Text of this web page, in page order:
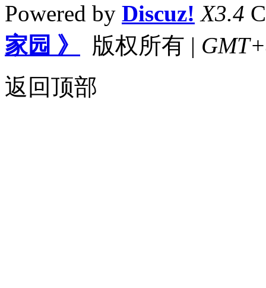
Powered by Discuz! X3.4
家园 》
版权所有 |
返回顶部